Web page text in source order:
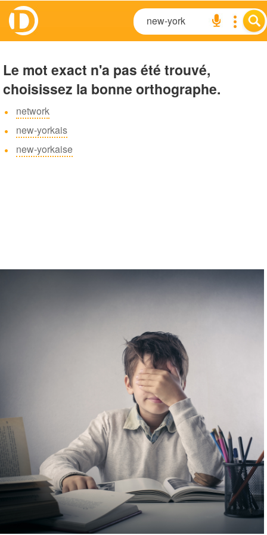
Le mot exact n'a pas été trouvé,
choisissez la bonne orthographe.
network
new-yorkais
new-yorkaise